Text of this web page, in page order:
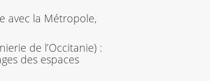
avec la Métropole,
de l’Occitanie) :
des espaces